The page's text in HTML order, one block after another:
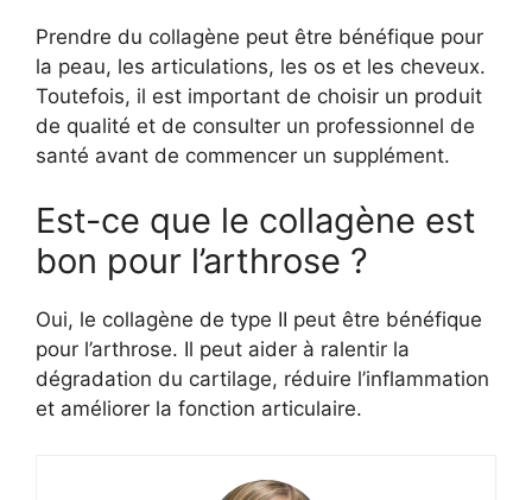
Prendre du collagène peut être bénéfique pour
la peau, les articulations, les os et les cheveux.
Toutefois, il est important de choisir un produit
de qualité et de consulter un professionnel de
santé avant de commencer un supplément.
Est-ce que le collagène est
bon pour l’arthrose ?
Oui, le collagène de type II peut être bénéfique
pour l’arthrose. Il peut aider à ralentir la
dégradation du cartilage, réduire l’inflammation
et améliorer la fonction articulaire.